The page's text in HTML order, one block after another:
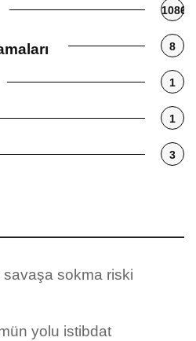
1086
8
1
1
3
sokma riski
yolu istibdat